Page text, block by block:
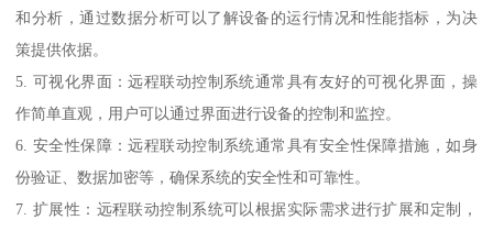
和分析，通过数据分析可以了解设备的运行情况和性能指标，为决
策提供依据。
5. 可视化界面：远程联动控制系统通常具有友好的可视化界面，操
作简单直观，用户可以通过界面进行设备的控制和监控。
6. 安全性保障：远程联动控制系统通常具有安全性保障措施，如身
份验证、数据加密等，确保系统的安全性和可靠性。
7. 扩展性：远程联动控制系统可以根据实际需求进行扩展和定制，